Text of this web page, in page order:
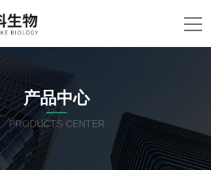
产品中心
PRODUCTS CENTER